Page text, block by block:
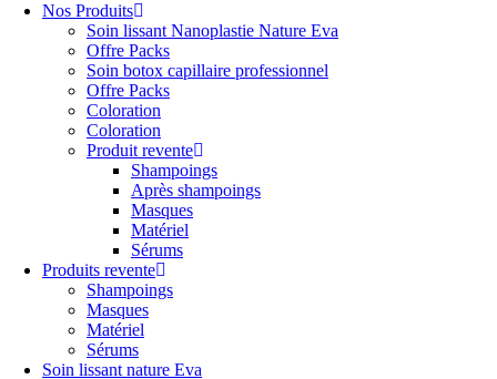
Nos Produits
Soin lissant Nanoplastie Nature Eva
Offre Packs
Soin botox capillaire professionnel
Offre Packs
Coloration
Coloration
Produit revente
Shampoings
Après shampoings
Masques
Matériel
Sérums
Produits revente
Shampoings
Masques
Matériel
Sérums
Soin lissant nature Eva